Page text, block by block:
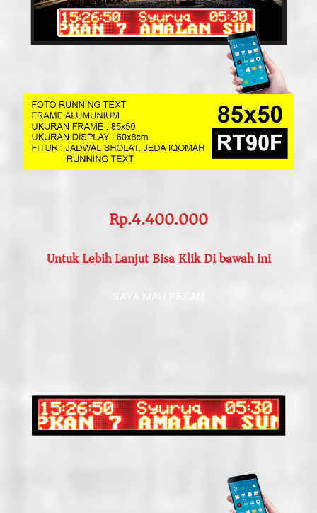
Rp.4.400.000
Untuk Lebih Lanjut Bisa Klik Di bawah ini
SAYA MAU PESAN